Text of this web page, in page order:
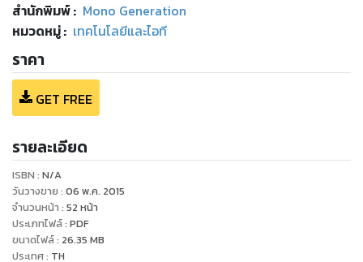
สำนักพิมพ์: Mono Generation
หมวดหมู่: เทคโนโลยีและไอที
ราคา
GET FREE
รายละเอียด
ISBN : N/A
วันวางขาย : 06 พ.ค. 2015
จำนวนหน้า : 52 หน้า
ประเภทไฟล์: PDF
ขนาดไฟล์: 26.35 MB
ประเทศ: TH